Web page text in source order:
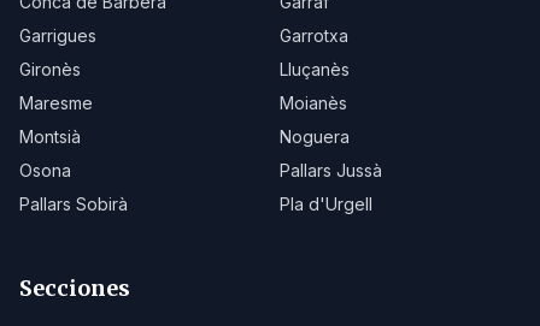
Garrigues
Garrotxa
Gironès
Lluçanès
Maresme
Moianès
Montsià
Noguera
Osona
Pallars Jussà
Pallars Sobirà
Pla d'Urgell
Secciones